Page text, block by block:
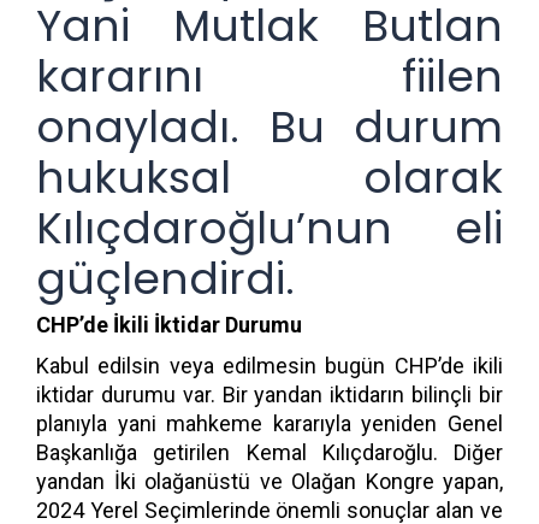
Yani Mutlak Butlan
kararını fiilen
onayladı. Bu durum
hukuksal olarak
Kılıçdaroğlu’nun eli
güçlendirdi.
CHP’de İkili İktidar Durumu
Kabul edilsin veya edilmesin bugün CHP’de ikili
iktidar durumu var. Bir yandan iktidarın bilinçli bir
planıyla yani mahkeme kararıyla yeniden Genel
Başkanlığa getirilen Kemal Kılıçdaroğlu. Diğer
yandan İki olağanüstü ve Olağan Kongre yapan,
2024 Yerel Seçimlerinde önemli sonuçlar alan ve